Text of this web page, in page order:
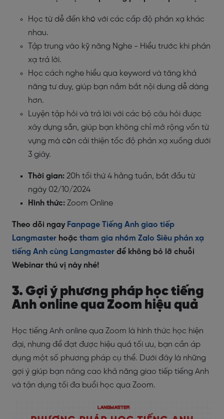
Học từ dễ đến khó với các cấp độ phản xạ khác
nhau.
Tập trung vào kỹ năng Nghe - Hiểu trước khi phản
xạ trả lời.
Học cách nghe hiểu qua keyword và tăng khả
năng tư duy, giúp bạn nắm bắt nội dung dễ dàng
hơn.
Luyện tập hỏi và trả lời với các bộ câu hỏi được
xây dựng sẵn, giúp bạn không chỉ mở rộng vốn từ
vựng mà còn cải thiện tốc độ phản xạ xuống dưới
3 giây.
Thời gian: 20h tối thứ 4 hằng tuần, bắt đầu từ
ngày 02/10/2024
Hình thức: Zoom Online
Theo dõi ngay Fanpage Tiếng Anh giao tiếp
Langmaster hoặc tham gia nhóm Zalo Siêu phản xạ
tiếng Anh cùng Langmaster để không bỏ lỡ chuỗi
Webinar thú vị này nhé!
3. Gợi ý phương pháp học tiếng
Anh online qua Zoom hiệu quả
Học tiếng Anh online qua Zoom là hình thức học hiện
đại, nhưng để đạt được hiệu quả tối ưu, bạn cần áp
dụng một số phương pháp cụ thể. Dưới đây là những
gợi ý giúp bạn nâng cao khả năng giao tiếp tiếng Anh
và tận dụng tối đa buổi học qua Zoom.